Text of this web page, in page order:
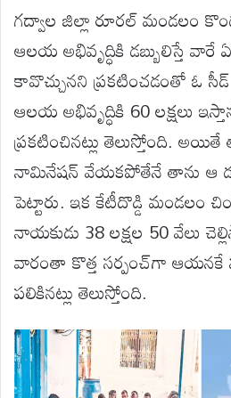
గద్వాల జిల్లా రూరల్‌ మండలం
ఆలయ అభివృద్ధికి డబ్బులిస్తే వారే
కావొచ్చునని ప్రకటించడంతో ఓ
ఆలయ అభివృద్ధికి 60 లక్షలు
ప్రకటించినట్లు తెలుస్తోంది.
నామినేషన్‌ వేయకపోతేనే తాను ఆ
పెట్టారు. ఇక కేటీదొడ్డి మండలం
నాయకుడు 38 లక్షల 50 వేలు
వారంతా కొత్త సర్పంచ్‌గా ఆయనకే
పలికినట్లు తెలుస్తోంది.